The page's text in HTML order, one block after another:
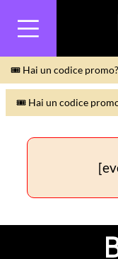
🎟 Hai un codice promo?
🎟 Hai un codice